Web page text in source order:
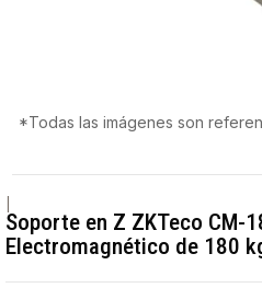
*Todas las imágenes son
Soporte en Z ZKTeco CM-
Electromagnético de 180